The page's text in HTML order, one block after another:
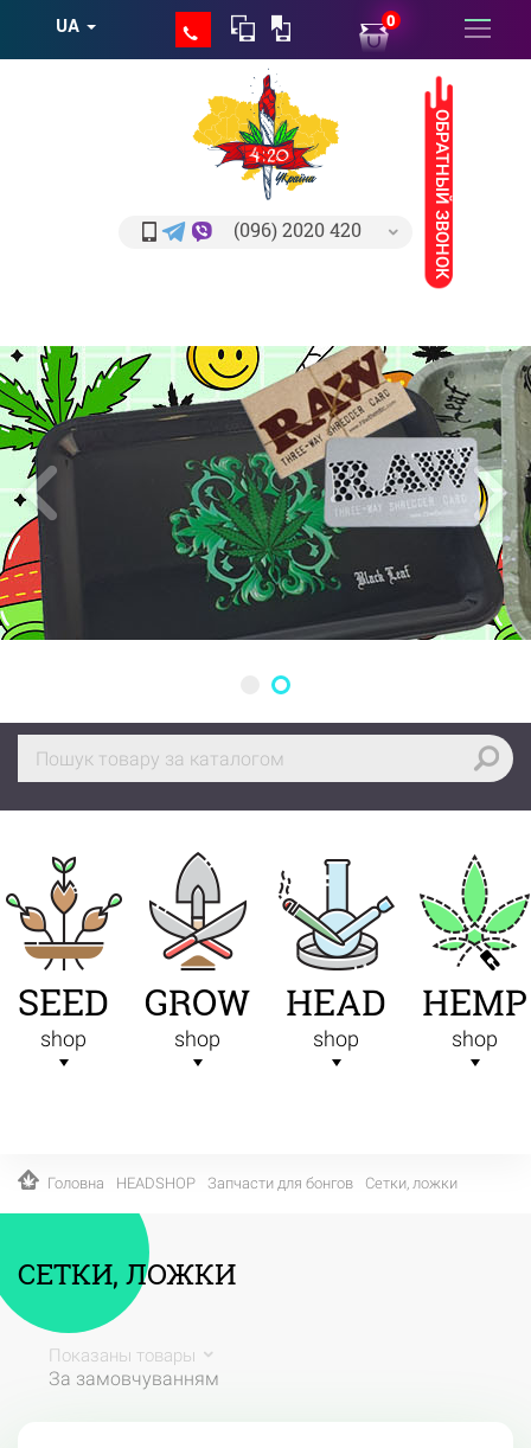
UA 0
ОБРАТНЫЙ ЗВОНОК
(096) 2020 420
SEED
shop
GROW
shop
HEAD
shop
HEMP
shop
Головна HEADSHOP Запчасти для бонгов Сетки, ложки
СЕТКИ, ЛОЖКИ
Показаны товары
За замовчуванням